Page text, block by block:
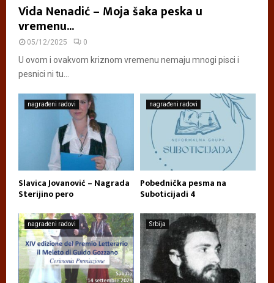
Vida Nenadić – Moja šaka peska u
vremenu...
05/12/2025 0
U ovom i ovakvom kriznom vremenu nemaju mnogi pisci i
pesnici ni tu...
nagrađeni radovi
Slavica Jovanović – Nagrada
Sterijino pero
nagrađeni radovi
Pobednička pesma na
Suboticijadi 4
nagrađeni radovi Srbija